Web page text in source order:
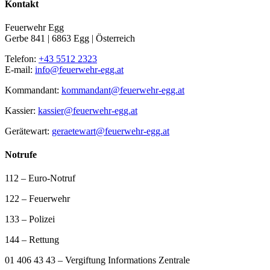
Kontakt
Feuerwehr Egg
Gerbe 841 | 6863 Egg | Österreich
Telefon: +43 5512 2323
E-mail: info@feuerwehr-egg.at
Kommandant: kommandant@feuerwehr-egg.at
Kassier: kassier@feuerwehr-egg.at
Gerätewart: geraetewart@feuerwehr-egg.at
Notrufe
112 – Euro-Notruf
122 – Feuerwehr
133 – Polizei
144 – Rettung
01 406 43 43 – Vergiftung Informations Zentrale